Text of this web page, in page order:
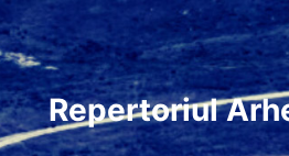
Repertoriul